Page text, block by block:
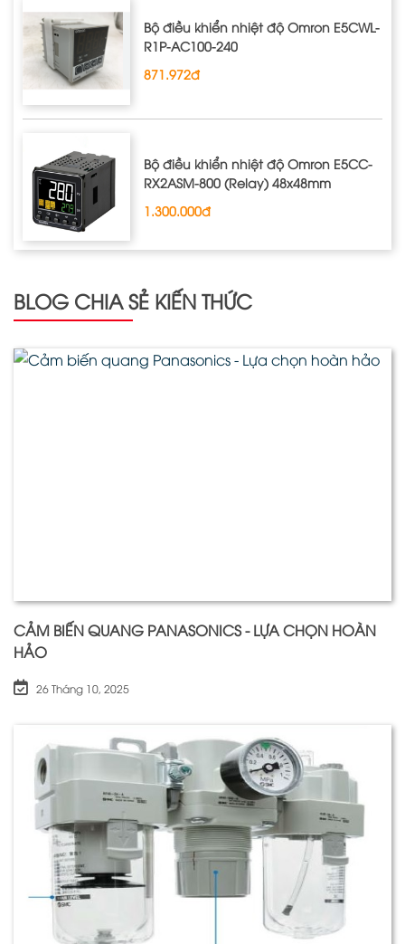
Bộ điều khiển nhiệt độ Omron E5CWL‐
R1P‐AC100‐240
871.972đ
Bộ điều khiển nhiệt độ Omron E5CC-
RX2ASM-800 (Relay) 48x48mm
1.300.000đ
BLOG CHIA SẺ KIẾN THỨC
CẢM BIẾN QUANG PANASONICS - LỰA CHỌN HOÀN
HẢO
26 Tháng 10, 2025